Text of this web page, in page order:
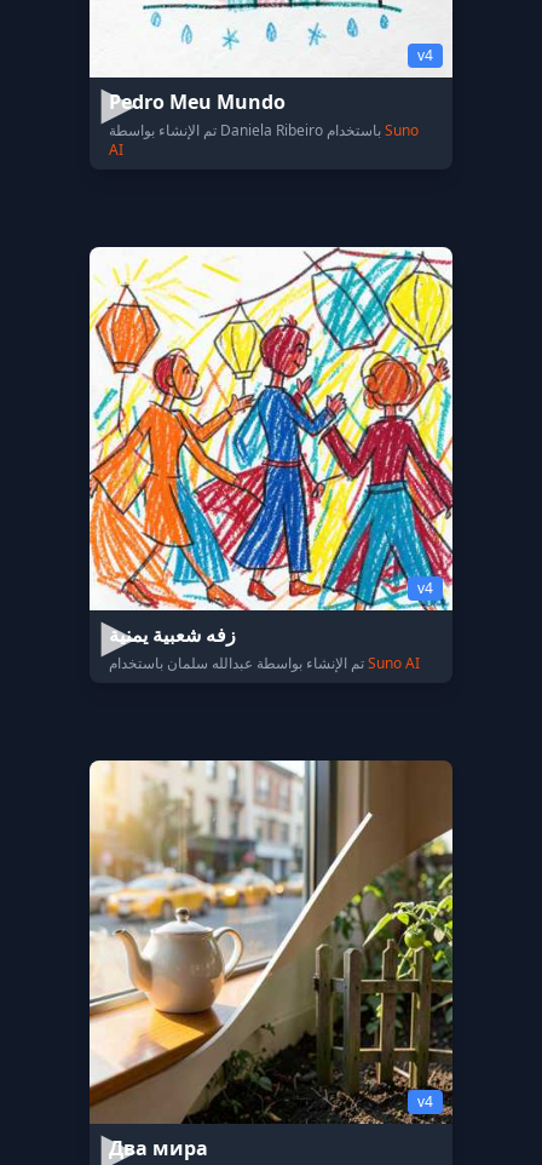
v4
Pedro Meu Mundo
Suno
AI
v4
زفه شعبية يمنية
Suno AI
v4
Два мира